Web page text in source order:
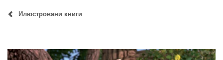
Илюстровани книги